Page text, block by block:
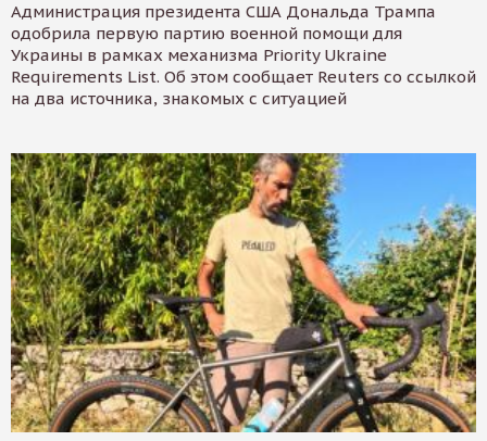
Администрация президента США Дональда Трампа
одобрила первую партию военной помощи для
Украины в рамках механизма Priority Ukraine
Requirements List. Об этом сообщает Reuters со ссылкой
на два источника, знакомых с ситуацией